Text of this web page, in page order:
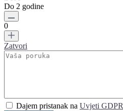
Do 2 godine
0
Zatvori
Dajem pristanak na Uvjeti GDPR